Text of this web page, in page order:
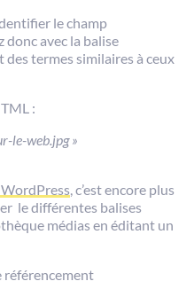
le champ
donc avec la balise
termes similaires à ceux
:
le-web.jpg »
, c’est encore plus
le différentes balises
médias en éditant un